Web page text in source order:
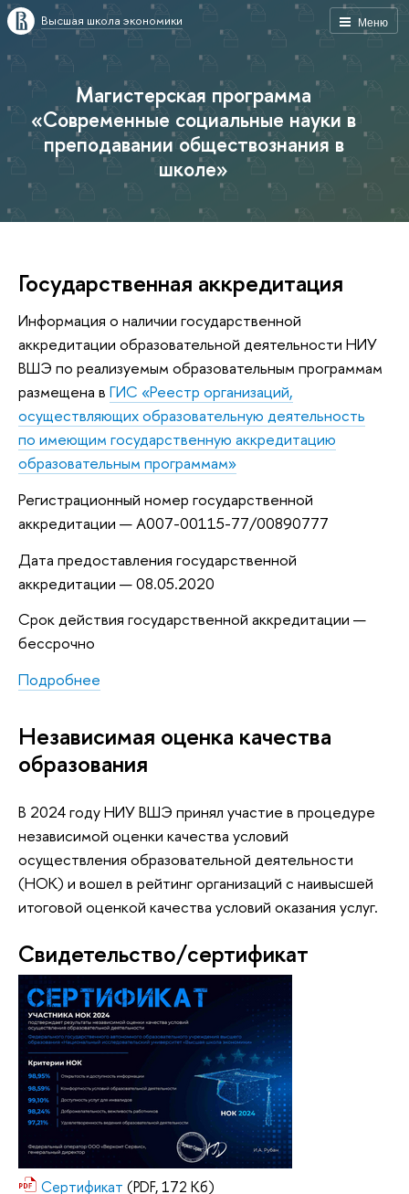
Меню
Высшая школа экономики
Магистерская программа
«Современные социальные науки в
преподавании обществознания в
школе»
Государственная аккредитация
Информация о наличии государственной
аккредитации образовательной деятельности НИУ
ВШЭ по реализуемым образовательным программам
размещена в ГИС «Реестр организаций,
осуществляющих образовательную деятельность
по имеющим государственную аккредитацию
образовательным программам»
Регистрационный номер государственной
аккредитации — А007-00115-77/00890777
Дата предоставления государственной
аккредитации — 08.05.2020
Срок действия государственной аккредитации —
бессрочно
Подробнее
Независимая оценка качества
образования
В 2024 году НИУ ВШЭ принял участие в процедуре
независимой оценки качества условий
осуществления образовательной деятельности
(НОК) и вошел в рейтинг организаций с наивысшей
итоговой оценкой качества условий оказания услуг.
Свидетельство/сертификат
Сертификат (PDF, 172 Кб)